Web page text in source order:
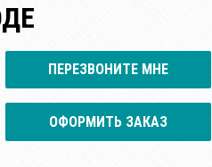
ПЕРЕЗВОНИТЕ МНЕ
ОФОРМИТЬ ЗАКАЗ